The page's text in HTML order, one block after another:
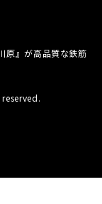
原』が高品質な鉄筋